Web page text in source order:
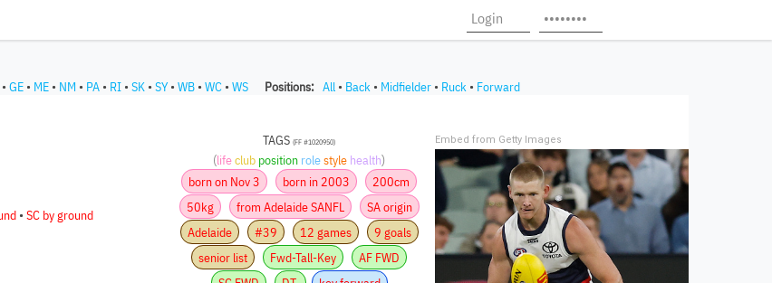
• GE • ME • NM • PA • RI • SK • SY• WB • WC • WS Positions: All • Back • Midfielder • Ruck • Forward